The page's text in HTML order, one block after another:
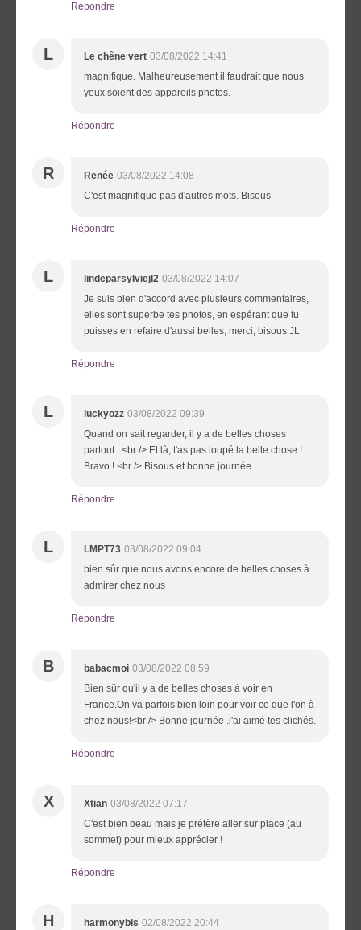
Répondre
L Le chêne vert 03/08/2022 14:41
magnifique. Malheureusement il faudrait que nous
yeux soient des appareils photos.
Répondre
R Renée 03/08/2022 14:08
C'est magnifique pas d'autres mots. Bisous
Répondre
L lindeparsylviejl2 03/08/2022 14:07
Je suis bien d'accord avec plusieurs commentaires,
elles sont superbe tes photos, en espérant que tu
puisses en refaire d'aussi belles, merci, bisous JL
Répondre
L luckyozz 03/08/2022 09:39
Quand on sait regarder, il y a de belles choses
partout...<br /> Et là, t'as pas loupé la belle chose !
Bravo ! <br /> Bisous et bonne journée
Répondre
L LMPT73 03/08/2022 09:04
bien sûr que nous avons encore de belles choses à
admirer chez nous
Répondre
B babacmoi 03/08/2022 08:59
Bien sûr qu'il y a de belles choses à voir en
France.On va parfois bien loin pour voir ce que l'on à
chez nous!<br /> Bonne journée .j'ai aimé tes clichés.
Répondre
X Xtian 03/08/2022 07:17
C'est bien beau mais je préfère aller sur place (au
sommet) pour mieux apprécier !
Répondre
H harmonybis 02/08/2022 20:44